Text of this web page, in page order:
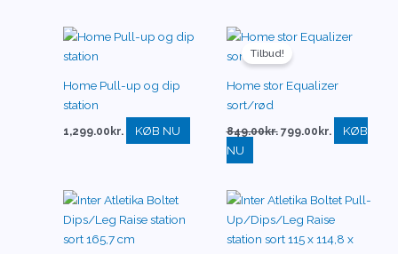
Home Pull-up og dip
station
1,299.00 kr. KØB NU
Tilbud!
Home stor Equalizer
sort/rød
849.00kr.
Den
oprindelige
pris
849.00kr..
799.00 kr.
Den
799.00kr..
KØB
NU